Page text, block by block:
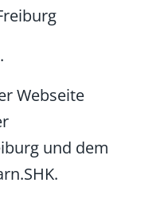
Webseite
und dem